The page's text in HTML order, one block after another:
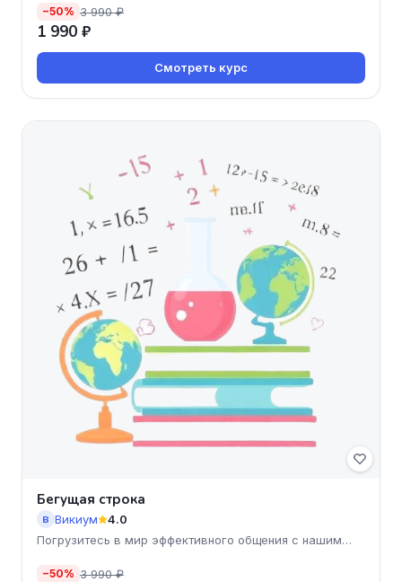
−50% 3 990 ₽
1 990 ₽
Смотреть курс
Бегущая строка
В Викиум
4.0
Погрузитесь в мир эффективного общения с нашим
−50% 3 990 ₽